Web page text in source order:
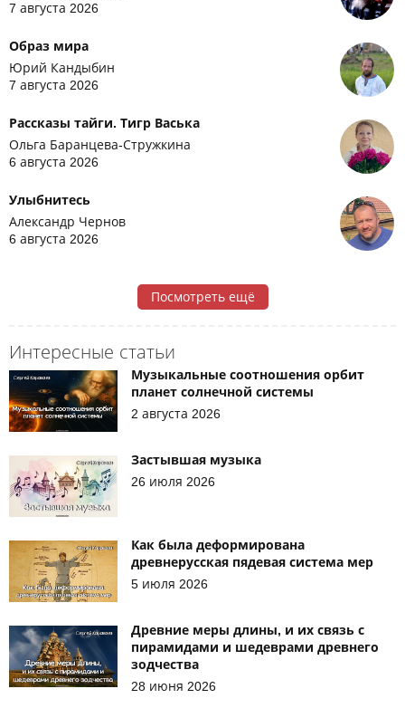
7 августа 2026
Образ мира
Юрий Кандыбин
7 августа 2026
Рассказы тайги. Тигр Васька
Ольга Баранцева-Стружкина
6 августа 2026
Улыбнитесь
Александр Чернов
6 августа 2026
Посмотреть ещё
Интересные статьи
Музыкальные соотношения орбит
планет солнечной системы
2 августа 2026
Застывшая музыка
26 июля 2026
Как была деформирована
древнерусская пядевая система мер
5 июля 2026
Древние меры длины, и их связь с
пирамидами и шедеврами древнего
зодчества
28 июня 2026